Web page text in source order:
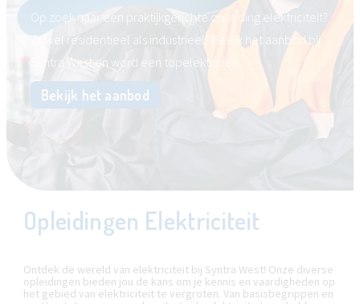
Op zoek naar een praktijkgerichte opleiding elektriciteit?
Zowel residentieel als industrieel? Bekijk het aanbod bij
Syntra West en word een topelektricien.
Bekijk het aanbod
Opleidingen Elektriciteit
Ontdek de wereld van elektriciteit bij Syntra West! Onze diverse
opleidingen bieden jou de kans om je kennis en vaardigheden op
het gebied van elektriciteit te vergroten. Van basisbegrippen en